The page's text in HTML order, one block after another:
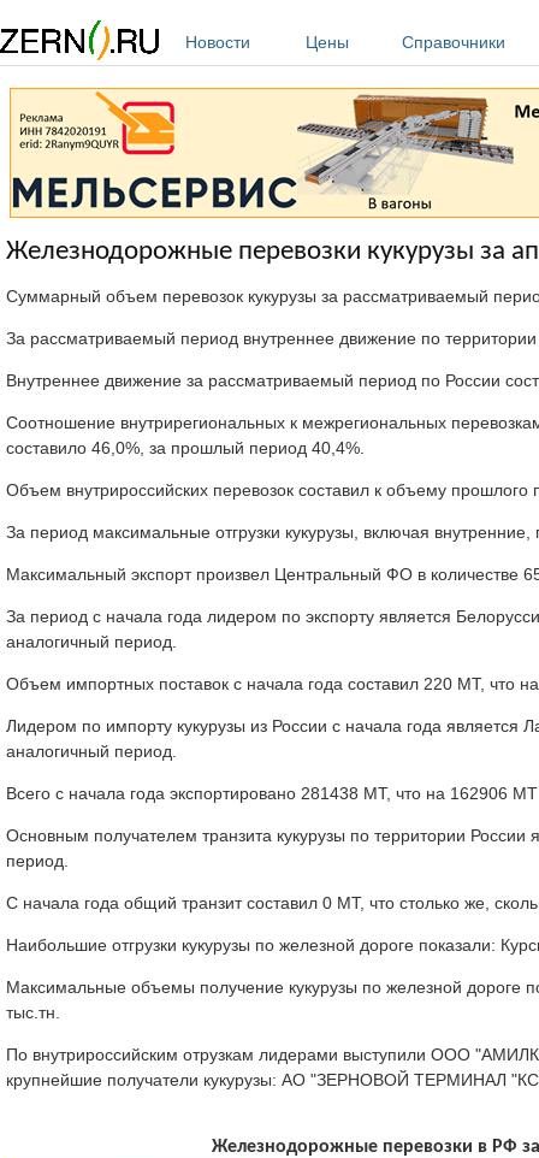
Новости
Цены Справочники
Железнодорожные перевозки кукурузы за
Суммарный объем перевозок кукурузы за рассматриваемый
За рассматриваемый период внутреннее движение по
Внутреннее движение за рассматриваемый период по России
Соотношение внутрирегиональных к межрегиональных
составило 46,0%, за прошлый период 40,4%.
Объем внутрироссийских перевозок составил к объему прошлого
За период максимальные отгрузки кукурузы, включая
Максимальный экспорт произвел Центральный ФО в количестве
За период с начала года лидером по экспорту является
аналогичный период.
Объем импортных поставок с начала года составил 220 МТ, что
Лидером по импорту кукурузы из России с начала года
аналогичный период.
Всего с начала года экспортировано 281438 МТ, что на 162906
Основным получателем транзита кукурузы по территории
период.
С начала года общий транзит составил 0 МТ, что столько же,
Наибольшие отгрузки кукурузы по железной дороге показали:
Максимальные объемы получение кукурузы по железной дороге
тыс.тн.
По внутрироссийским отрузкам лидерами выступили ООО
крупнейшие получатели кукурузы: АО "ЗЕРНОВОЙ ТЕРМИНАЛ
Железнодорожные перевозки в РФ за